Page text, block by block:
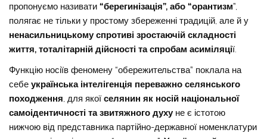
пропонуємо називати“берегинізація”, або “орантизм”,
полягає не тільки у простому збереженні традицій, але й у
ненасильницькому спротиві зростаючій складності
життя, тоталітарній дійсності та спробам асиміляції.
Функцію носіїв феномену “обережительства” поклала на
себеукраїнська інтелігенція переважно селянського
походження,для якоїселянин як носій національної
самоідентичності та звитяжного духу не є істотою
нижчою від представника партійно-державної номенклатури